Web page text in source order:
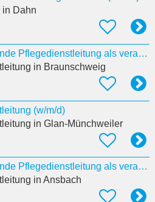
in Dahn
Stellvertretende Pflegedienstleitung als verantwortliche:r Pflegeprozesskoordinator:in (w/m/d)
in Braunschweig
(w/m/d)
in Glan-Münchweiler
Stellvertretende Pflegedienstleitung als verantwortliche:r Pflegeprozesskoordinator:in (w/m/d)
in Ansbach